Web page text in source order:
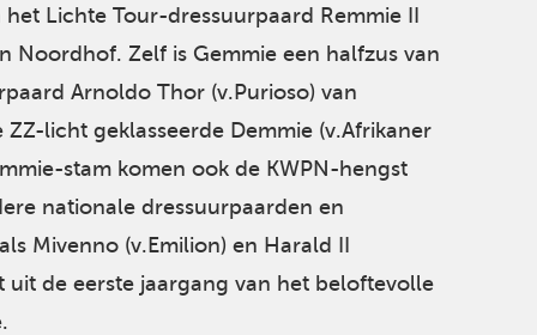
Lichte Tour-dressuurpaard Remmie II
Noordhof. Zelf is Gemmie een halfzus van
Arnoldo Thor (v.Purioso) van
ZZ-licht geklasseerde Demmie (v.Afrikaner
stam komen ook de KWPN-hengst
nationale dressuurpaarden en
Mivenno (v.Emilion) en Harald II
uit de eerste jaargang van het beloftevolle